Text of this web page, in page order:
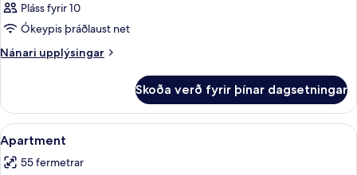
Pláss fyrir 10
Ókeypis þráðlaust net
Nánari upplýsingar
Nánari
Skoða verð fyrir þínar dagsetningar
Skoða
allar
myndir
Rúmföt af bestu gerð, rúm með
3
Apartment
55 fermetrar